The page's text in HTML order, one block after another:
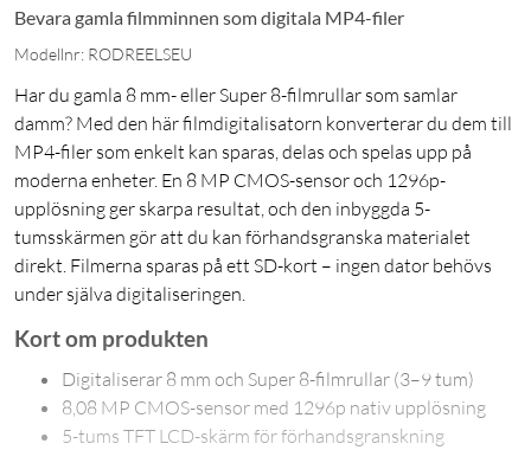
Bevara gamla filmminnen som digitala MP4-filer
Modellnr: RODREELSEU
Har du gamla 8 mm- eller Super 8-filmrullar som samlar
damm? Med den här filmdigitalisatorn konverterar du dem till
MP4-filer som enkelt kan sparas, delas och spelas upp på
moderna enheter. En 8 MP CMOS-sensor och 1296p-
upplösning ger skarpa resultat, och den inbyggda 5-
tumsskärmen gör att du kan förhandsgranska materialet
direkt. Filmerna sparas på ett SD-kort – ingen dator behövs
under själva digitaliseringen.
Kort om produkten
Digitaliserar 8 mm och Super 8-filmrullar (3–9 tum)
8,08 MP CMOS-sensor med 1296p nativ upplösning
5-tums TFT LCD-skärm för förhandsgranskning